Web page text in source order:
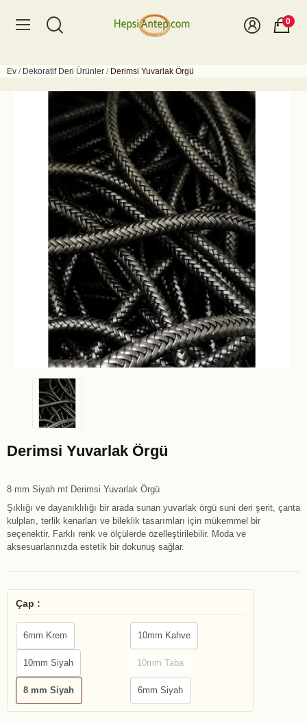
0
Ev Dekoratif Deri Ürünler Derimsi Yuvarlak Örgü
Derimsi Yuvarlak Örgü
8 mm Siyah mt Derimsi Yuvarlak Örgü
Şıklığı ve dayanıklılığı bir arada sunan yuvarlak örgü suni deri şerit, çanta
kulpları, terlik kenarları ve bileklik tasarımları için mükemmel bir
seçenektir. Farklı renk ve ölçülerde özelleştirilebilir. Moda ve
aksesuarlarınızda estetik bir dokunuş sağlar.
Çap :
6mm Krem 10mm Kahve
10mm Siyah 10mm Taba
8 mm Siyah 6mm Siyah